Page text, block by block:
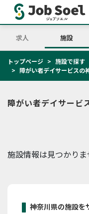
求人 施設
トップページ
施設で探す
障がい者デイサービスの
障がい者デイサービ
施設情報は見つかりま
神奈川県の施設を